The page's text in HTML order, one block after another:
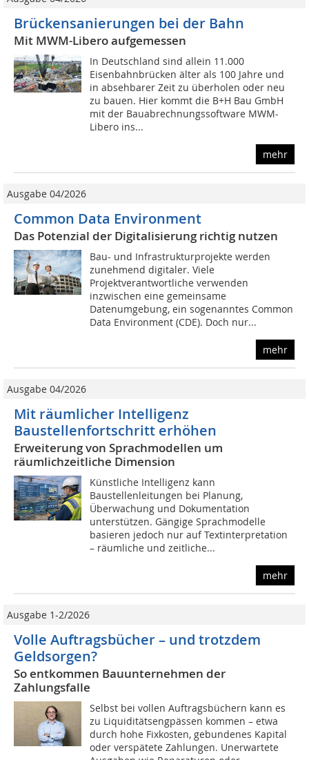
Brückensanierungen bei der Bahn
Mit MWM-Libero aufgemessen
In Deutschland sind allein 11.000
Eisenbahnbrücken älter als 100 Jahre und
in absehbarer Zeit zu überholen oder neu
zu bauen. Hier kommt die B+H Bau GmbH
mit der Bauabrechnungssoftware MWM-
Libero ins...
mehr
Ausgabe 04/2026
Common Data Environment
Das Potenzial der Digitalisierung richtig nutzen
Bau- und Infrastrukturprojekte werden
zunehmend digitaler. Viele
Projektverantwortliche verwenden
inzwischen eine gemeinsame
Datenumgebung, ein sogenanntes Common
Data Environment (CDE). Doch nur...
mehr
Ausgabe 04/2026
Mit räumlicher Intelligenz
Baustellenfortschritt erhöhen
Erweiterung von Sprachmodellen um
räumlichzeitliche Dimension
Künstliche Intelligenz kann
Baustellenleitungen bei Planung,
Überwachung und Dokumentation
unterstützen. Gängige Sprachmodelle
basieren jedoch nur auf Textinterpretation
– räumliche und zeitliche...
mehr
Ausgabe 1-2/2026
Volle Auftragsbücher – und trotzdem
Geldsorgen?
So entkommen Bauunternehmen der
Zahlungsfalle
Selbst bei vollen Auftragsbüchern kann es
zu Liquiditätsengpässen kommen – etwa
durch hohe Fixkosten, gebundenes Kapital
oder verspätete Zahlungen. Unerwartete